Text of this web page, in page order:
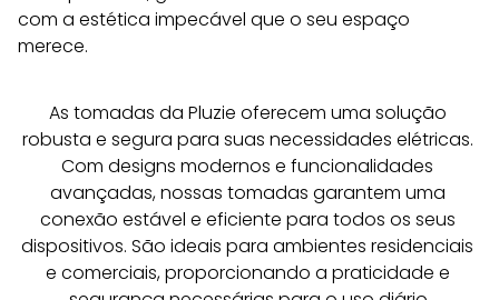
com a estética impecável que o seu espaço
merece.
As tomadas da Pluzie oferecem uma solução
robusta e segura para suas necessidades elétricas.
Com designs modernos e funcionalidades
avançadas, nossas tomadas garantem uma
conexão estável e eficiente para todos os seus
dispositivos. São ideais para ambientes residenciais
e comerciais, proporcionando a praticidade e